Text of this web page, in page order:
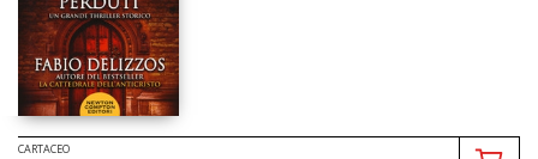
CARTACEO